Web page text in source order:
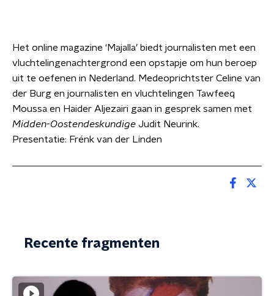
Het online magazine ‘Majalla’ biedt journalisten met een
vluchtelingenachtergrond een opstapje om hun beroep
uit te oefenen in Nederland. Medeoprichtster Celine van
der Burg en journalisten en vluchtelingen Tawfeeq
Moussa en Haider Aljezairi gaan in gesprek samen met
Midden-Oostendeskundige Judit Neurink.
Presentatie: Frénk van der Linden
Recente fragmenten